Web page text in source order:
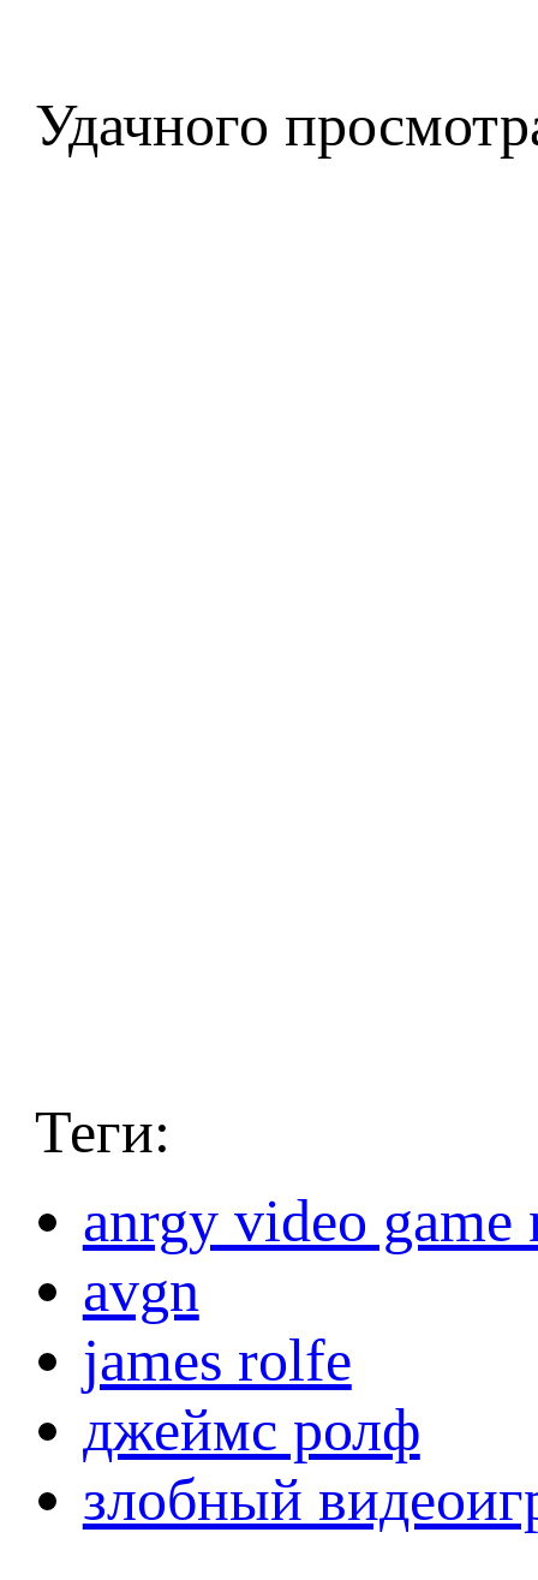
Удачного
Теги:
anrgy video game
avgn
james rolfe
джеймс ролф
злобный